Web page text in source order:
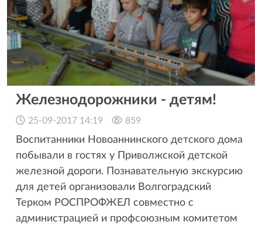
Железнодорожники - детям!
25-09-2017 14:19 859
Воспитанники Новоаннинского детского дома
побывали в гостях у Приволжской детской
железной дороги. Познавательную экскурсию
для детей организовали Волгоградский
Терком РОСПРОФЖЕЛ совместно с
администрацией и профсоюзным комитетом